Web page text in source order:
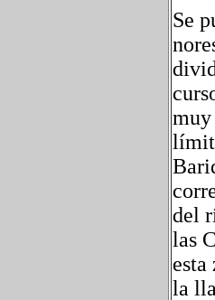
Se
muy
del
las
esta
la